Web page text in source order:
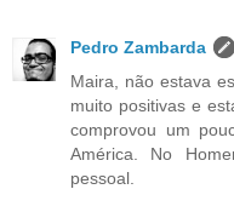
Pedro Zambarda
Maira, não estava
muito positivas e
comprovou um
América. No
pessoal.